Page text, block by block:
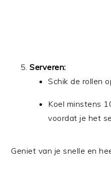
Serveren:
Schik de rollen
Koel minstens
voordat je het
Geniet van je snelle en